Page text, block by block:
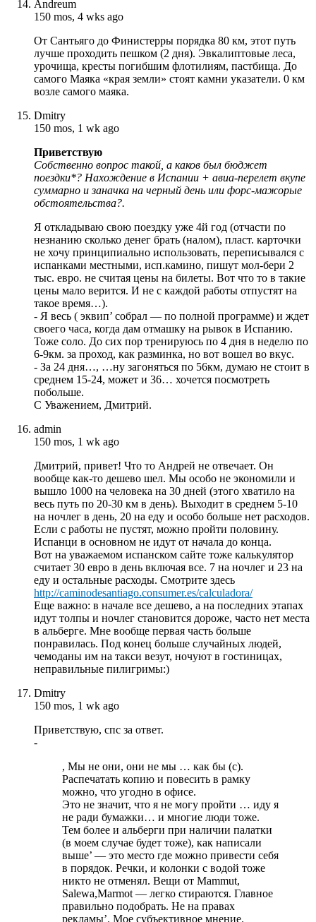
Andreum
150 mos, 4 wks ago
От Сантьяго до Финистерры порядка 80 км, этот путь
лучше проходить пешком (2 дня). Эвкалиптовые леса,
урочища, кресты погибшим флотилиям, пастбища. До
самого Маяка «края земли» стоят камни указатели. 0 км
возле самого маяка.
Dmitry
150 mos, 1 wk ago
Приветствую
Собственно вопрос такой, а каков был бюджет
поездки*? Нахождение в Испании + авиа-перелет вкупе
суммарно и заначка на черный день или форс-мажорые
обстоятельства?.
Я откладываю свою поездку уже 4й год (отчасти по
незнанию сколько денег брать (налом), пласт. карточки
не хочу принципиально использовать, переписывался с
испанками местными, исп.камино, пишут мол-бери 2
тыс. евро. не считая цены на билеты. Вот что то в такие
цены мало верится. И не с каждой работы отпустят на
такое время…).
- Я весь ( эквип’ собрал — по полной программе) и ждет
своего часа, когда дам отмашку на рывок в Испанию.
Тоже соло. До сих пор тренируюсь по 4 дня в неделю по
6-9км. за проход, как разминка, но вот вошел во вкус.
- За 24 дня…, …ну загоняться по 56км, думаю не стоит в
среднем 15-24, может и 36… хочется посмотреть
побольше.
С Уважением, Дмитрий.
admin
150 mos, 1 wk ago
Дмитрий, привет! Что то Андрей не отвечает. Он
вообще как-то дешево шел. Мы особо не экономили и
вышло 1000 на человека на 30 дней (этого хватило на
весь путь по 20-30 км в день). Выходит в среднем 5-10
на ночлег в день, 20 на еду и особо больше нет расходов.
Если с работы не пустят, можно пройти половину.
Испанци в основном не идут от начала до конца.
Вот на уважаемом испанском сайте тоже калькулятор
считает 30 евро в день включая все. 7 на ночлег и 23 на
еду и остальные расходы. Смотрите здесь
http://caminodesantiago.consumer.es/calculadora/
Еще важно: в начале все дешево, а на последних этапах
идут толпы и ночлег становится дороже, часто нет места
в альберге. Мне вообще первая часть больше
понравилась. Под конец больше случайных людей,
чемоданы им на такси везут, ночуют в гостиницах,
неправильные пилигримы:)
Dmitry
150 mos, 1 wk ago
Приветствую, спс за ответ.
-
, Мы не они, они не мы … как бы (с).
Распечатать копию и повесить в рамку
можно, что угодно в офисе.
Это не значит, что я не могу пройти … иду я
не ради бумажки… и многие люди тоже.
Тем более и альберги при наличии палатки
(в моем случае будет тоже), как написали
выше’ — это место где можно привести себя
в порядок. Речки, и колонки с водой тоже
никто не отменял. Вещи от Mammut,
Salewa,Marmot — легко стираются. Главное
правильно подобрать. Не на правах
рекламы’. Мое субъективное мнение.